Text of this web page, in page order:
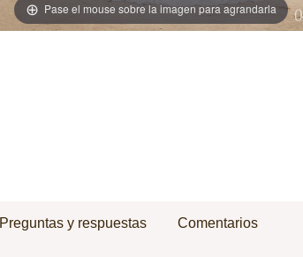
Pase el mouse sobre la imagen para agrandarla
Preguntas y respuestas Comentarios